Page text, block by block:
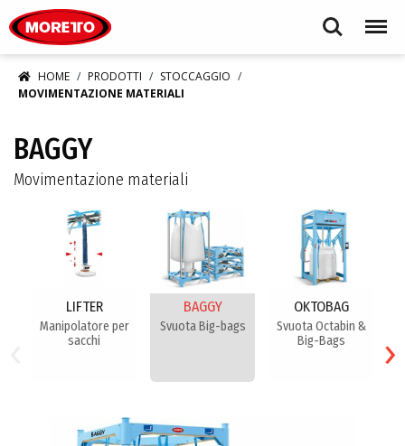
Search Menu
HOME PRODOTTI
STOCCAGGIO
MOVIMENTAZIONE MATERIALI
BAGGY
Movimentazione materiali
LIFTER
Manipolatore per
sacchi
BAGGY
Svuota Big-bags
OKTOBAG
Svuota Octabin &
Big-Bags
›